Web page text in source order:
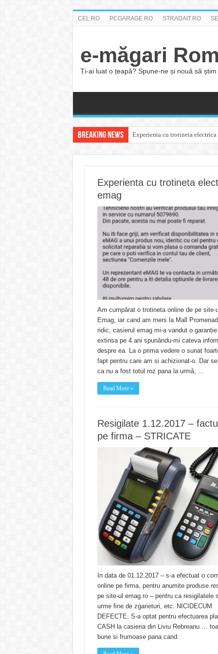
CEL.RO PCGARAGE.RO STRADAIT.RO
e-măgari
Ți-ai luat o țeapă? Spune-ne și nouă să
Breaking News Experienta cu trotineta electrica
Experienta cu trotineta
emag
Am cumpărat o trotineta online de pe site-
Emag, iar cand am mers la Mall
ridic, casierul emag mi-a vandut o garanție
extinsa pe 4 ani spunându-mi cateva
despre ea. La o prima vedere o sunat
fapt pentru care am si achizionat-o. Dar
ca nu a fost totul roz pana la urmă, …
Read More »
Resigilate 1.12.2017 –
pe firma – STRICATE
In data de 01.12.2017 – s-a efectuat o
online pe firma, pentru anumite produse
pe site-ul emag.ro – pentru ca resigilatele
urme fine de zgarieturi, etc. NICIDECUM
DEFECTE. S-a optat pentru efectuarea
CASH la casieria din Liviu Rebreanu …
bune si frumoase pana cand: